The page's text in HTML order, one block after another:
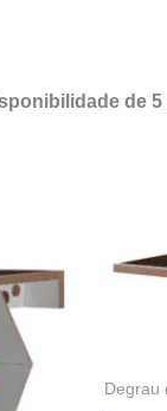
de
Degrau